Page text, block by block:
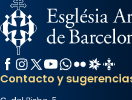
Facebook
Instagram
X / Twitter
YouTube
WhatsApp
FlickrRadio
Contacto y